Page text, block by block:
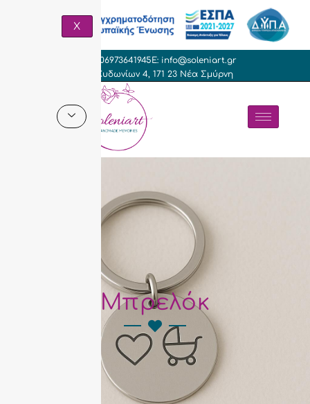
T: +306973641945 E: info@soleniart.gr
Γρ. Κυδωνίων 4, 171 23 Νέα Σμύρνη
X
Μπρελόκ